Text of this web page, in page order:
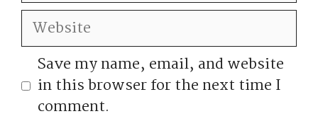
Website
Save my name, email, and website
in this browser for the next time I
comment.